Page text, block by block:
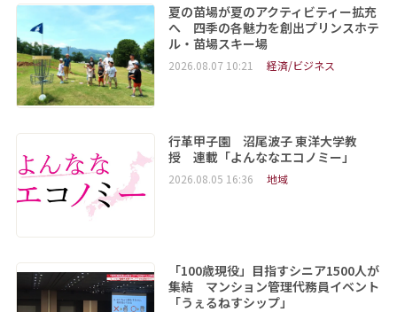
夏の苗場が夏のアクティビティー拡充
へ 四季の各魅力を創出プリンスホテ
ル・苗場スキー場
2026.08.07 10:21 経済/ビジネス
行革甲子園 沼尾波子 東洋大学教
授 連載「よんななエコノミー」
2026.08.05 16:36 地域
「100歳現役」目指すシニア1500人が
集結 マンション管理代務員イベント
「うぇるねすシップ」